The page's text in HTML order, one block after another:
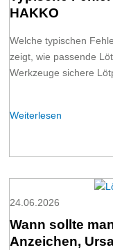
HAKKO
Welche typischen
zeigt, wie passende
Werkzeuge sichere
Weiterlesen
24.06.2026
Wann sollte
Anzeichen,